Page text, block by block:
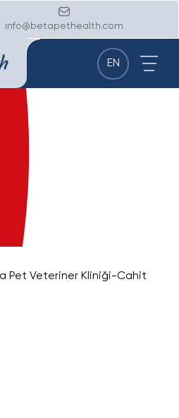
info@betapethealth.com
EN